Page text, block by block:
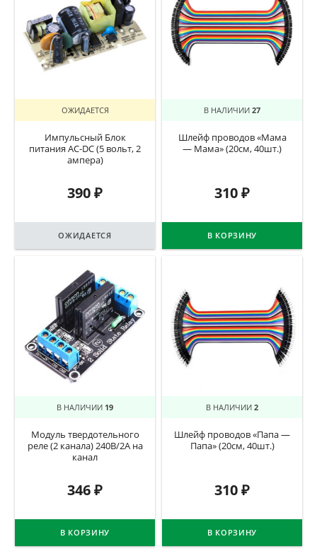
ОЖИДАЕТСЯ
Импульсный Блок
питания AC-DC (5 вольт, 2
ампера)
390₽
ОЖИДАЕТСЯ
В НАЛИЧИИ 27
Шлейф проводов «Мама
— Мама» (20см, 40шт.)
310₽
В КОРЗИНУ
В НАЛИЧИИ 19
Модуль твердотельного
реле (2 канала) 240В/2А на
канал
346₽
В КОРЗИНУ
В НАЛИЧИИ 2
Шлейф проводов «Папа —
Папа» (20см, 40шт.)
310₽
В КОРЗИНУ